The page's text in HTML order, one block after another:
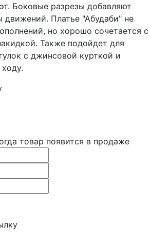
Боковые разрезы добавляют
движений. Платье "Абудаби" не
но хорошо сочетается с
Также подойдет для
с джинсовой курткой и
товар появится в продаже